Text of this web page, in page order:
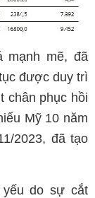
mạnh mẽ, đã
được duy trì
chân phục hồi
Mỹ 10 năm
2023, đã tạo
yếu do sự cắt